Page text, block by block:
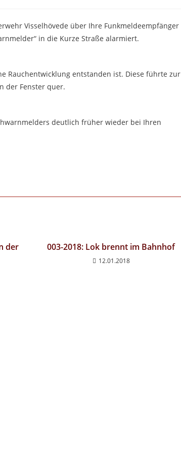
Visselhövede über Ihre Funkmeldeempfänger
in die Kurze Straße alarmiert.
Rauchentwicklung entstanden ist. Diese führte zur
der Fenster quer.
deutlich früher wieder bei Ihren
der
003-2018: Lok brennt im Bahnhof
12.01.2018